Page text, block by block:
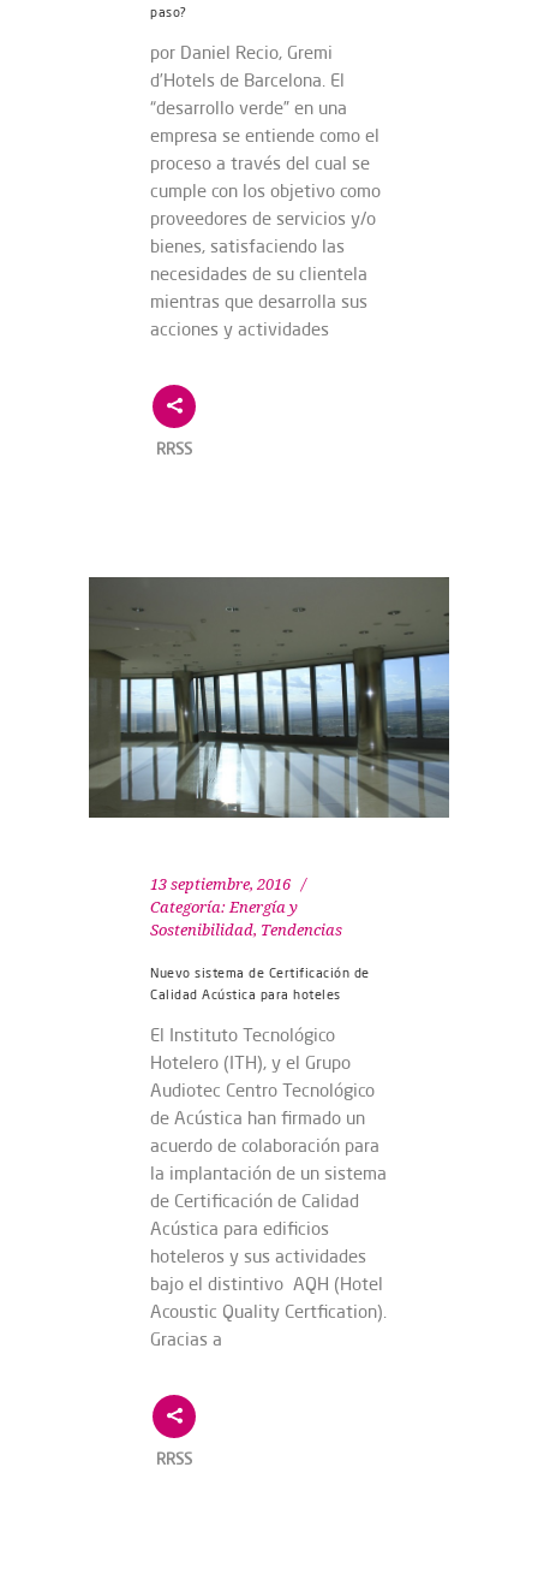
paso?
por Daniel Recio, Gremi
d’Hotels de Barcelona. El
“desarrollo verde” en una
empresa se entiende como el
proceso a través del cual se
cumple con los objetivo como
proveedores de servicios y/o
bienes, satisfaciendo las
necesidades de su clientela
mientras que desarrolla sus
acciones y actividades
RRSS
13 septiembre, 2016
Categoría: Energía y
Sostenibilidad, Tendencias
Nuevo sistema de Certificación de
Calidad Acústica para hoteles
El Instituto Tecnológico
Hotelero (ITH), y el Grupo
Audiotec Centro Tecnológico
de Acústica han firmado un
acuerdo de colaboración para
la implantación de un sistema
de Certificación de Calidad
Acústica para edificios
hoteleros y sus actividades
bajo el distintivo AQH (Hotel
Acoustic Quality Certfication).
Gracias a
RRSS